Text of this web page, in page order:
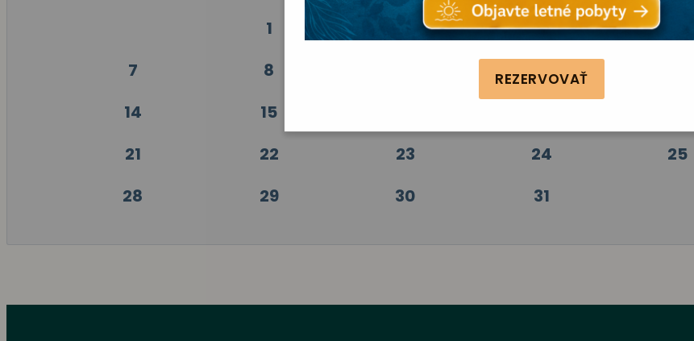
REZERVOVAŤ
1
3
7
8 10
14
15
21
22 23 24 25
28
29 30 31